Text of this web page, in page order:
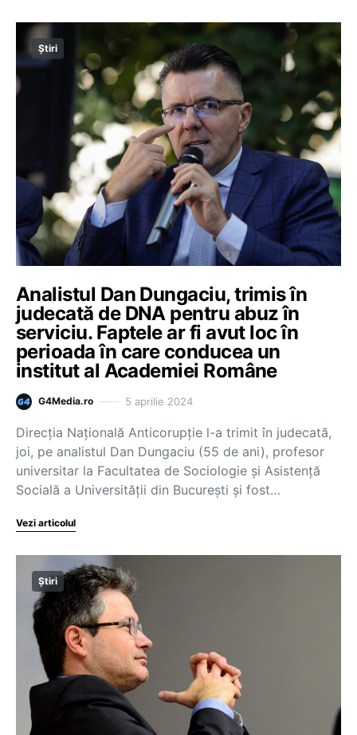
Știri
Analistul Dan Dungaciu, trimis în
judecată de DNA pentru abuz în
serviciu. Faptele ar fi avut loc în
perioada în care conducea un
institut al Academiei Române
G4Media.ro 5 aprilie 2024
Direcția Națională Anticorupție l-a trimit în judecată,
joi, pe analistul Dan Dungaciu (55 de ani), profesor
universitar la Facultatea de Sociologie și Asistenţă
Socială a Universităţii din București și fost…
Vezi articolul
Știri